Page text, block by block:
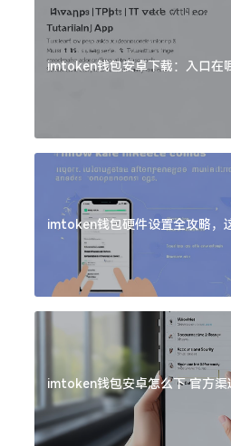
imtoken钱包安卓下载：入口在
imtoken钱包硬件设置全攻略，
imtoken钱包安卓怎么下 官方渠